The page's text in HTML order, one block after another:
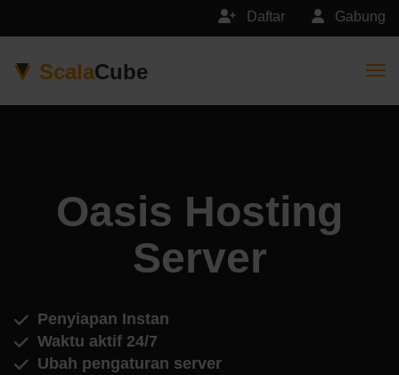
Gabung
Daftar
ScalaCube
Oasis Hosting
Server
Penyiapan Instan
Waktu aktif 24/7
Ubah pengaturan server